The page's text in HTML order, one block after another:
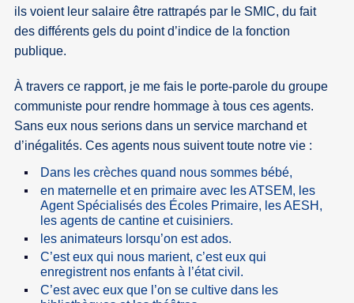
ils voient leur salaire être rattrapés par le SMIC, du fait
des différents gels du point d’indice de la fonction
publique.
À travers ce rapport, je me fais le porte-parole du groupe
communiste pour rendre hommage à tous ces agents.
Sans eux nous serions dans un service marchand et
d’inégalités. Ces agents nous suivent toute notre vie :
Dans les crèches quand nous sommes bébé,
en maternelle et en primaire avec les ATSEM, les
Agent Spécialisés des Écoles Primaire, les AESH,
les agents de cantine et cuisiniers.
les animateurs lorsqu’on est ados.
C’est eux qui nous marient, c’est eux qui
enregistrent nos enfants à l’état civil.
C’est avec eux que l’on se cultive dans les